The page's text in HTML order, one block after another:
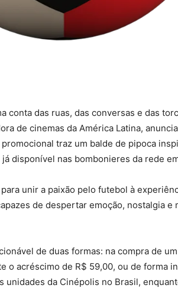
conta das ruas, das conversas e das
de cinemas da América Latina,
traz um balde de pipoca
disponível nas bombonieres da rede
unir a paixão pelo futebol à
de despertar emoção, nostalgia e
de duas formas: na compra de
o acréscimo de R$ 59,00, ou de forma
unidades da Cinépolis no Brasil,